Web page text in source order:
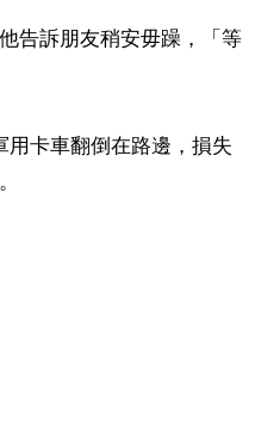
告訴朋友稍安毋躁，「等
卡車翻倒在路邊，損失